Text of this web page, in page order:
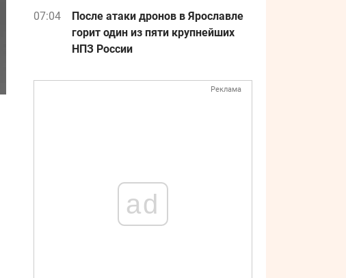
07:04
После атаки дронов в Ярославле
горит один из пяти крупнейших
НПЗ России
Реклама
ad